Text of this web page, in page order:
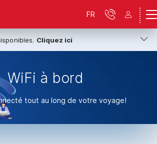
Cliquez ici
FR
WiFi à bord
tout au long de votre voyage!